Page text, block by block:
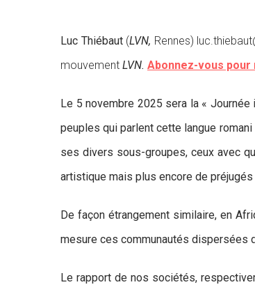
Luc Thiébaut(LVN, Rennes)
mouvement LVN. Abonnez-vous
Le 5 novembre 2025 sera la «
peuples qui parlent cette langue
ses divers sous-groupes, ceux avec
artistique mais plus encore de
De façon étrangement similaire, en
mesure ces communautés dispersées
Le rapport de nos sociétés,